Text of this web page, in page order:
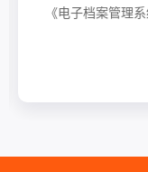
《电子档案管理